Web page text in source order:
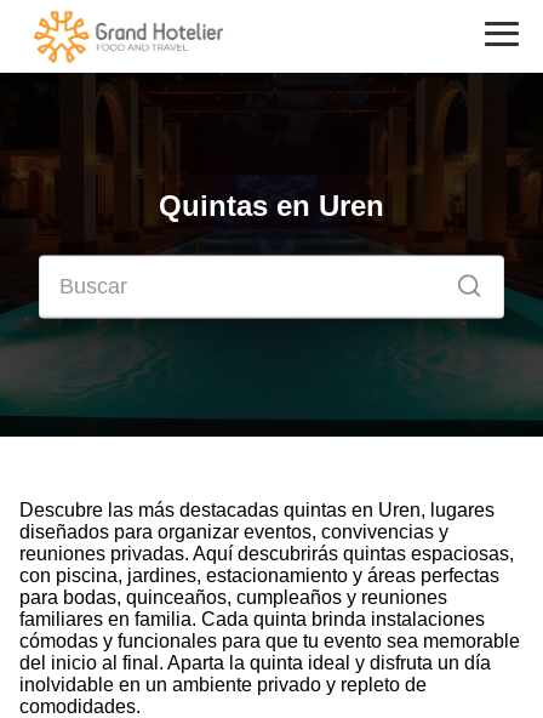
Quintas en Uren
Descubre las más destacadas quintas en Uren, lugares
diseñados para organizar eventos, convivencias y
reuniones privadas. Aquí descubrirás quintas espaciosas,
con piscina, jardines, estacionamiento y áreas perfectas
para bodas, quinceaños, cumpleaños y reuniones
familiares en familia. Cada quinta brinda instalaciones
cómodas y funcionales para que tu evento sea memorable
del inicio al final. Aparta la quinta ideal y disfruta un día
inolvidable en un ambiente privado y repleto de
comodidades.